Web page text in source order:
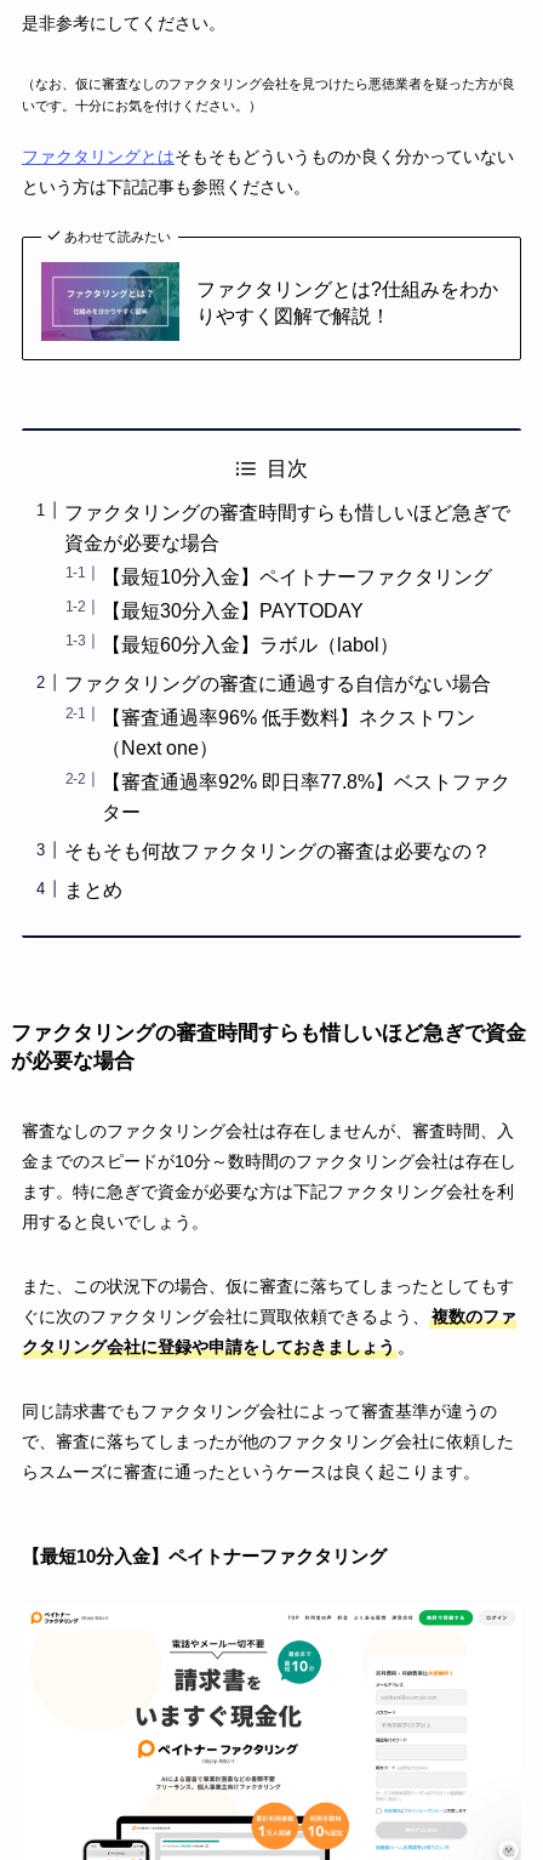
是非参考にしてください。
（なお、仮に審査なしのファクタリング会社を見つけたら悪徳業者を疑った方が良
いです。十分にお気を付けください。）
ファクタリングとはそもそもどういうものか良く分かっていない
という方は下記記事も参照ください。
あわせて読みたい
ファクタリングとは?仕組みをわか
りやすく図解で解説！
目次
ファクタリングの審査時間すらも惜しいほど急ぎで
資金が必要な場合
【最短10分入金】ペイトナーファクタリング
【最短30分入金】PAYTODAY
【最短60分入金】ラボル（labol）
ファクタリングの審査に通過する自信がない場合
【審査通過率96% 低手数料】ネクストワン
（Next one）
【審査通過率92% 即日率77.8%】ベストファク
ター
そもそも何故ファクタリングの審査は必要なの？
まとめ
ファクタリングの審査時間すらも惜しいほど急ぎで資金
が必要な場合
審査なしのファクタリング会社は存在しませんが、審査時間、入
金までのスピードが10分～数時間のファクタリング会社は存在し
ます。特に急ぎで資金が必要な方は下記ファクタリング会社を利
用すると良いでしょう。
また、この状況下の場合、仮に審査に落ちてしまったとしてもす
ぐに次のファクタリング会社に買取依頼できるよう、
複数のファ
クタリング会社に登録や申請をしておきましょう。
同じ請求書でもファクタリング会社によって審査基準が違うの
で、審査に落ちてしまったが他のファクタリング会社に依頼した
らスムーズに審査に通ったというケースは良く起こります。
【最短10分入金】ペイトナーファクタリング